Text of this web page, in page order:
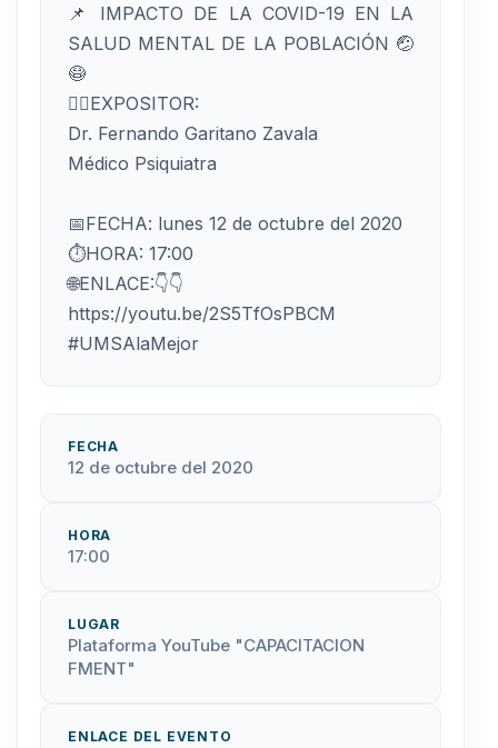
📌 IMPACTO DE LA COVID-19 EN LA
SALUD MENTAL DE LA POBLACIÓN 🤕
😷
👨‍⚕️EXPOSITOR:
Dr. Fernando Garitano Zavala
Médico Psiquiatra
📅FECHA: lunes 12 de octubre del 2020
⏱HORA: 17:00
🌐ENLACE:👇👇
https://youtu.be/2S5TfOsPBCM
#UMSAlaMejor
FECHA
12 de octubre del 2020
HORA
17:00
LUGAR
Plataforma YouTube "CAPACITACION
FMENT"
ENLACE DEL EVENTO